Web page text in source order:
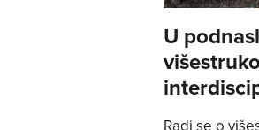
U
Radi se o